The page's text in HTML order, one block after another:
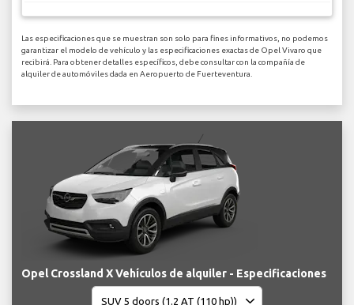
Las especificaciones que se muestran son solo para fines informativos, no podemos
garantizar el modelo de vehículo y las especificaciones exactas de Opel Vivaro que
recibirá. Para obtener detalles específicos, debe consultar con la compañía de
alquiler de automóviles dada en Aeropuerto de Fuerteventura.
Opel Crossland X Vehículos de alquiler - Especificaciones